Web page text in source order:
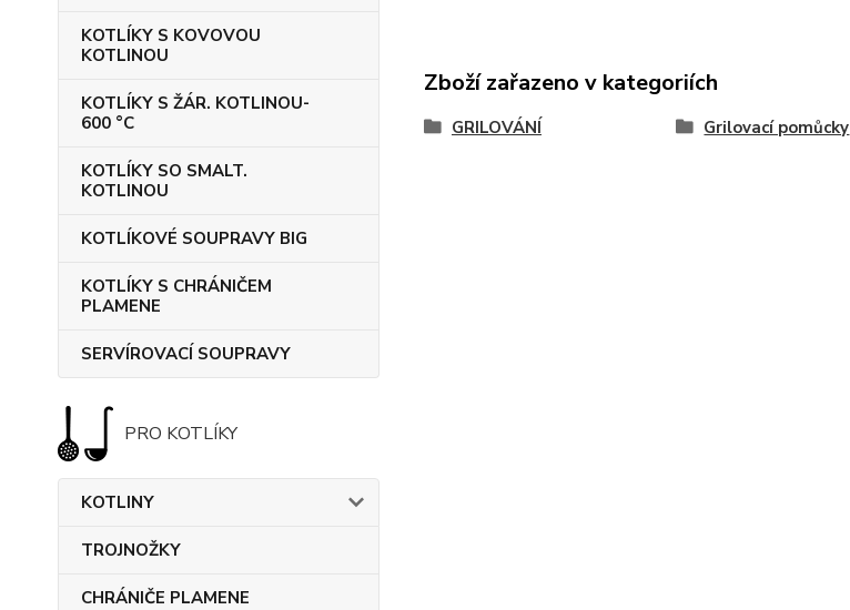
KOTLÍKY S KOVOVOU
KOTLINOU
KOTLÍKY S ŽÁR. KOTLINOU-
600 °C
KOTLÍKY SO SMALT.
KOTLINOU
KOTLÍKOVÉ SOUPRAVY BIG
KOTLÍKY S CHRÁNIČEM
PLAMENE
SERVÍROVACÍ SOUPRAVY
PRO KOTLÍKY
KOTLINY
TROJNOŽKY
CHRÁNIČE PLAMENE
Zboží zařazeno v kategoriích
GRILOVÁNÍ Grilovací pomůcky